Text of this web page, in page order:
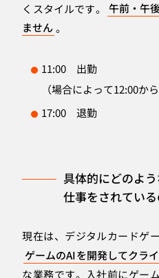
くスタイルです。
午前・午
ません 。
11:00 出勤
（場合によって12:00から
17:00 退勤
具体的にどのよ
仕事をされてい
現在は、デジタルカードゲ
ゲームのAIを開発してクラ
な業務です。入社前にゲー